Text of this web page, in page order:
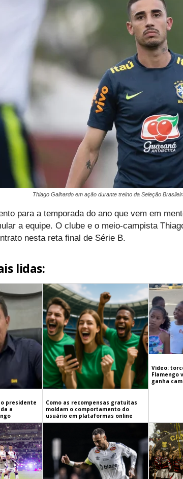
Thiago Galhardo em ação durante treino da Seleção
para a temporada do ano que vem em
a equipe. O clube e o meio-campista
nesta reta final de Série B.
lidas:
presidente
a
Como as recompensas gratuitas
moldam o comportamento do
usuário em plataformas online
Vídeo:
Flamengo
ganha